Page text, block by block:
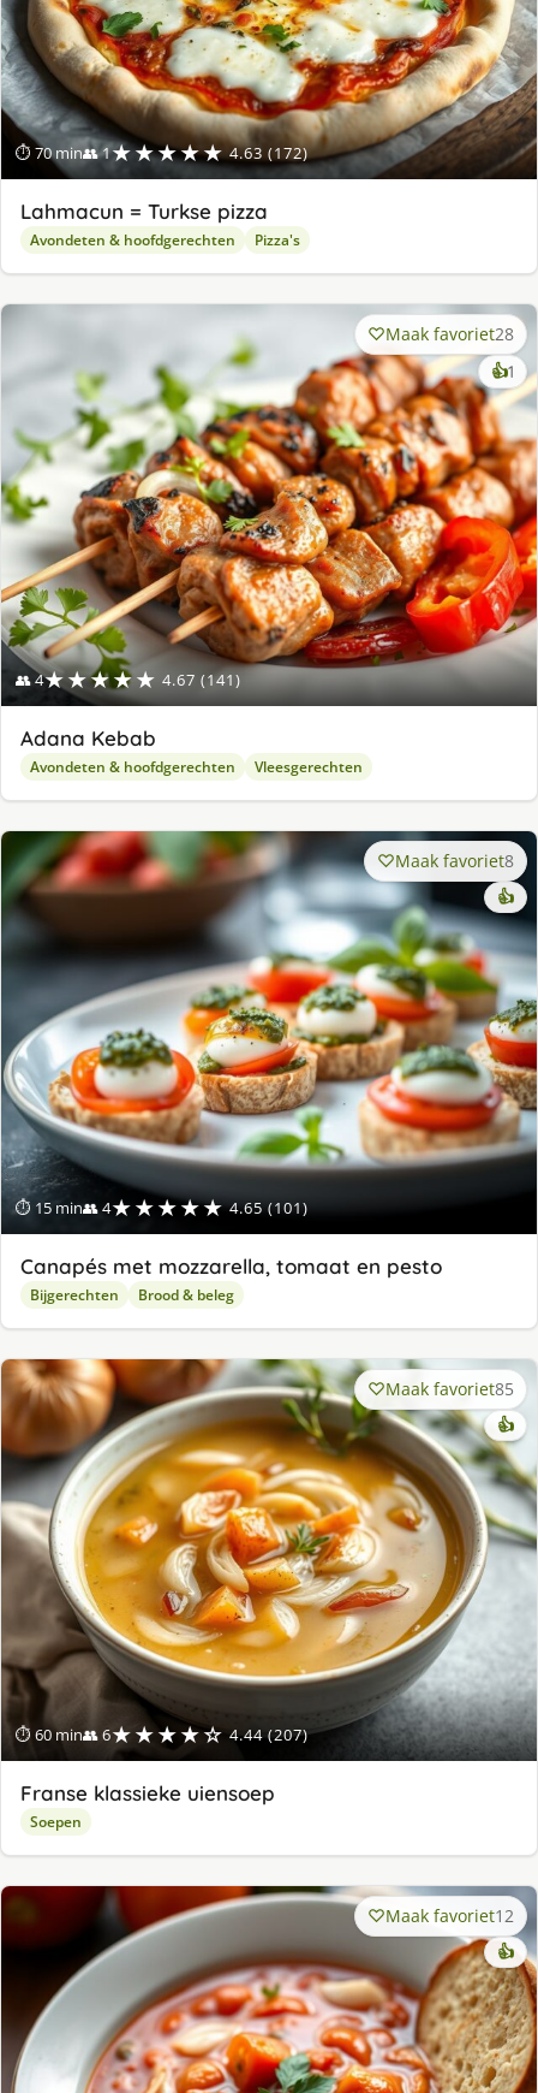
⏱ 70 min👥 1★★★★★ 4.63 (172)
Lahmacun = Turkse pizza
Avondeten & hoofdgerechten Pizza's
👥 4★★★★★ 4.67 (141)
Maak favoriet28
👍1
Adana Kebab
Avondeten & hoofdgerechten Vleesgerechten
⏱ 15 min👥 4★★★★★ 4.65 (101)
Maak favoriet8
👍
Canapés met mozzarella, tomaat en pesto
Bijgerechten Brood & beleg
⏱ 60 min👥 6★★★★☆ 4.44 (207)
Maak favoriet85
👍
Franse klassieke uiensoep
Soepen
Maak favoriet12
👍